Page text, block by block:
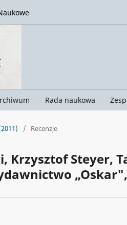
Rada naukowa
/ Recenzje
Krzysztof Steyer,
„Oskar",